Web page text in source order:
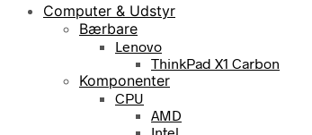
Computer & Udstyr
Bærbare
Lenovo
ThinkPad X1 Carbon
Komponenter
CPU
AMD
Intel